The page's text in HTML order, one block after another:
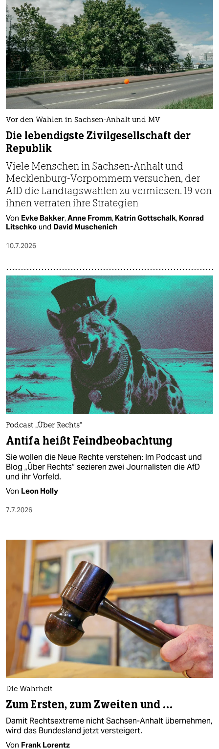
Vor den Wahlen in Sachsen-Anhalt und MV
Die lebendigste Zivilgesellschaft der
Republik
Viele Menschen in Sachsen-Anhalt und
Mecklenburg-Vorpommern versuchen, der
AfD die Landtagswahlen zu vermiesen. 19 von
ihnen verraten ihre Strategien
Von Evke Bakker,Anne Fromm, Katrin Gottschalk, Konrad
Litschko und David Muschenich
10.7.2026
Podcast „Über Rechts“
Antifa heißt Feindbeobachtung
Sie wollen die Neue Rechte verstehen: Im Podcast und
Blog „Über Rechts“ sezieren zwei Journalisten die AfD
und ihr Vorfeld.
Von Leon Holly
7.7.2026
Die Wahrheit
Zum Ersten, zum Zweiten und …
Damit Rechtsextreme nicht Sachsen-Anhalt übernehmen,
wird das Bundesland jetzt versteigert.
Von Frank Lorentz